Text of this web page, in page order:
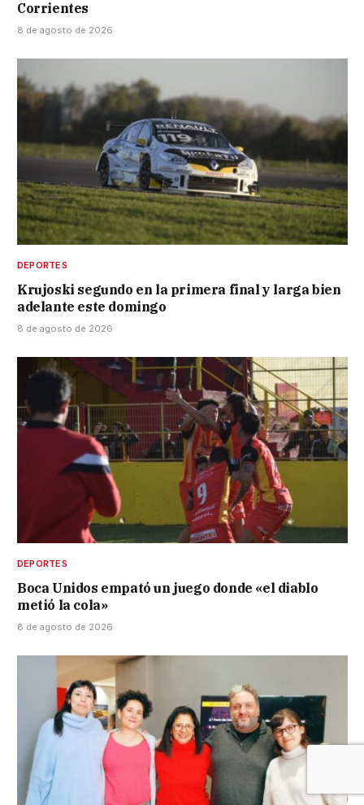
Corrientes
8 de agosto de 2026
DEPORTES
Krujoski segundo en la primera final y larga bien
adelante este domingo
8 de agosto de 2026
DEPORTES
Boca Unidos empató un juego donde «el diablo
metió la cola»
8 de agosto de 2026